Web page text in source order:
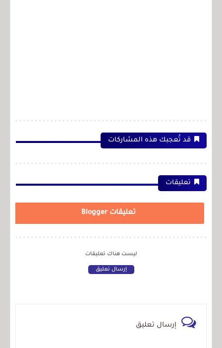
قد تُعجبك هذه المشاركات
تعليقات
تعليقات Blogger
ليست هناك تعليقات
إرسال تعليق
إرسال تعليق